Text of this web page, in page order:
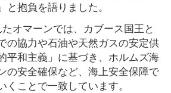
と抱負を語りました。
オマーンでは、カブース国王と
の協力や石油や天然ガスの安定供
平和主義」に基づき、ホルムズ海
の安全確保など、海上安全保障で
ことで一致しています。